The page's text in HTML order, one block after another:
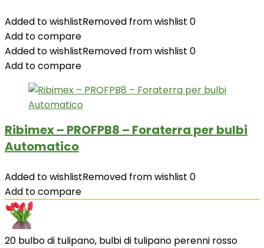
Added to wishlistRemoved from wishlist 0
Add to compare
Added to wishlistRemoved from wishlist 0
Add to compare
Ribimex – PROFPB8 – Foraterra per bulbi
Automatico
Added to wishlistRemoved from wishlist 0
Add to compare
20 bulbo di tulipano, bulbi di tulipano perenni rosso